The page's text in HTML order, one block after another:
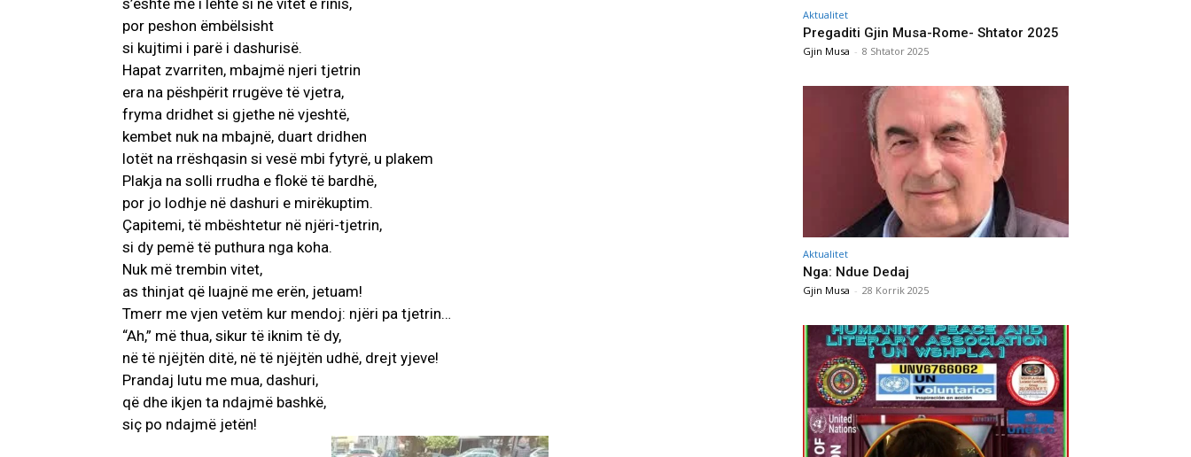
s’është më i lehtë si ne vitet e rinis,
por peshon ëmbëlsisht
si kujtimi i parë i dashurisë.
Hapat zvarriten, mbajmë njeri tjetrin
era na pëshpërit rrugëve të vjetra,
fryma dridhet si gjethe në vjeshtë,
kembet nuk na mbajnë, duart dridhen
lotët na rrëshqasin si vesë mbi fytyrë, u plakem
Plakja na solli rrudha e flokë të bardhë,
por jo lodhje në dashuri e mirëkuptim.
Çapitemi, të mbështetur në njëri-tjetrin,
si dy pemë të puthura nga koha.
Nuk më trembin vitet,
as thinjat që luajnë me erën, jetuam!
Tmerr me vjen vetëm kur mendoj: njëri pa tjetrin…
“Ah,” më thua, sikur të iknim të dy,
në të njëjtën ditë, në të njëjtën udhë, drejt yjeve!
Prandaj lutu me mua, dashuri,
që dhe ikjen ta ndajmë bashkë,
siç po ndajmë jetën!
Aktualitet
Pregaditi Gjin Musa-Rome- Shtator 2025
Gjin Musa - 8 Shtator 2025
Aktualitet
Nga: Ndue Dedaj
Gjin Musa - 28 Korrik 2025